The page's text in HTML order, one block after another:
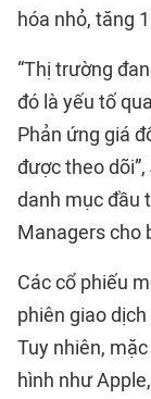
hóa nhỏ, tăng
“Thị trường
đó là yếu tố
Phản ứng giá
được theo
danh mục đầu
Managers cho
Các cổ phiếu
phiên giao
Tuy nhiên,
hình như